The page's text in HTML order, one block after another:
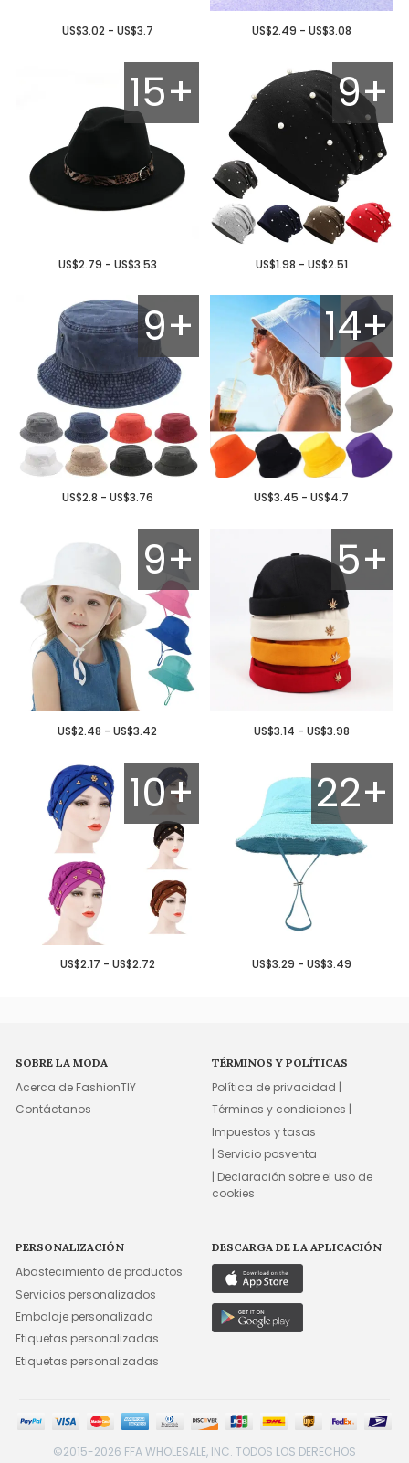
US$3.02 - US$3.7 US$2.49 - US$3.08
15+
US$2.79 - US$3.53
9+
US$1.98 - US$2.51
9+
US$2.8 - US$3.76
14+
US$3.45 - US$4.7
9+
US$2.48 - US$3.42
5+
US$3.14 - US$3.98
10+
US$2.17 - US$2.72
22+
US$3.29 - US$3.49
SOBRE LA MODA
Acerca de FashionTIY
Contáctanos
TÉRMINOS Y POLÍTICAS
Política de privacidad |
Términos y condiciones |
Impuestos y tasas
| Servicio posventa
| Declaración sobre el uso de
cookies
PERSONALIZACIÓN
Abastecimiento de productos
Servicios personalizados
Embalaje personalizado
Etiquetas personalizadas
Etiquetas personalizadas
DESCARGA DE LA APLICACIÓN
©2015-2026 FFA WHOLESALE, INC. TODOS LOS DERECHOS